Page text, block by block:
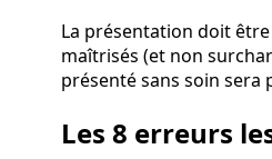
La présentation doit
maîtrisés (et non
présenté sans soin sera
Les 8 erreurs